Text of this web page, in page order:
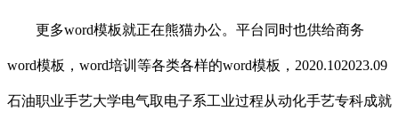
更多word模板就正在熊猫办公。平台同时也供给商务
word模板，word培训等各类各样的word模板，2020.102023.09
石油职业手艺大学电气取电子系工业过程从动化手艺专科成就